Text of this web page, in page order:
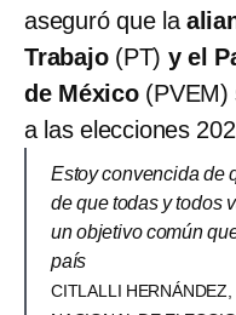
aseguró que la
Trabajo(PT) y el
de México(PVEM)
a las elecciones
Estoy convencida de
de que todas y todos
un objetivo común
país
CITLALLI